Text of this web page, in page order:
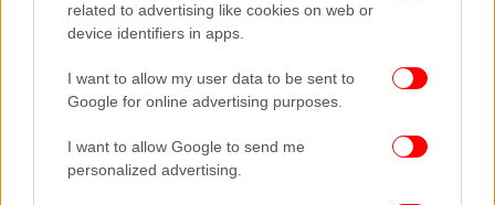
related to advertising like cookies on web or
device identifiers in apps.
I want to allow my user data to be sent to
Google for online advertising purposes.
I want to allow Google to send me
personalized advertising.